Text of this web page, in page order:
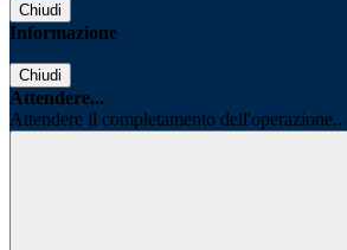
Chiudi
Informazione
Chiudi
Attendere...
Attendere il completamento dell'operazione...